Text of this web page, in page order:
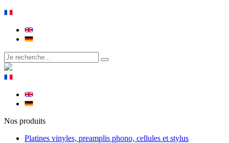
Nos produits
Platines vinyles, preamplis phono, cellules et stylus